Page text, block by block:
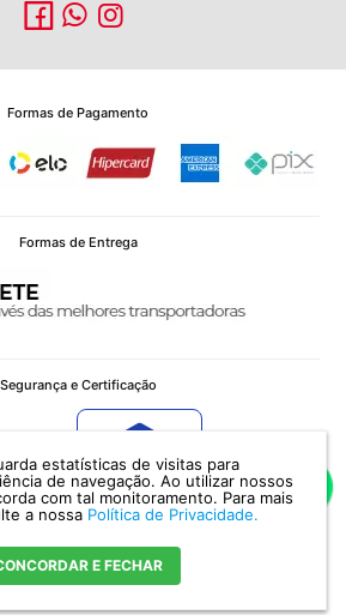
estatísticas de visitas para
de navegação. Ao utilizar nossos
com tal monitoramento. Para mais
a nossa Política de Privacidade.
E FECHAR
Formas de Pagamento
Formas de Entrega
Segurança e Certificação
Verificada por
EXPORTAÇÃO LTDA - CNPJ: 12.036.958/0001-11 Av.
- Porto Alegre - RS |Encontre nossa Loja